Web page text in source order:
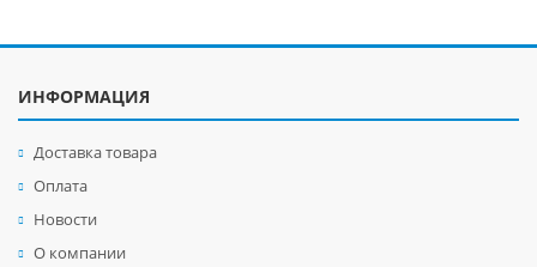
ИНФОРМАЦИЯ
Доставка товара
Оплата
Новости
О компании